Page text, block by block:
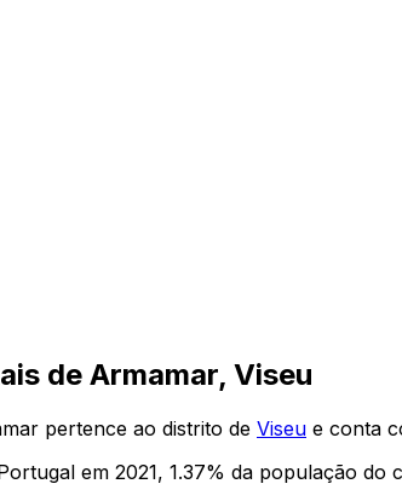
de Armamar, Viseu
pertence ao distrito de Viseu e conta
em 2021, 1.37% da população do